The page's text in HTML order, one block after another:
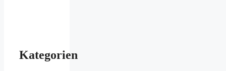
Kategorien